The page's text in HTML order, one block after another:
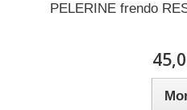
PELERINE frendo